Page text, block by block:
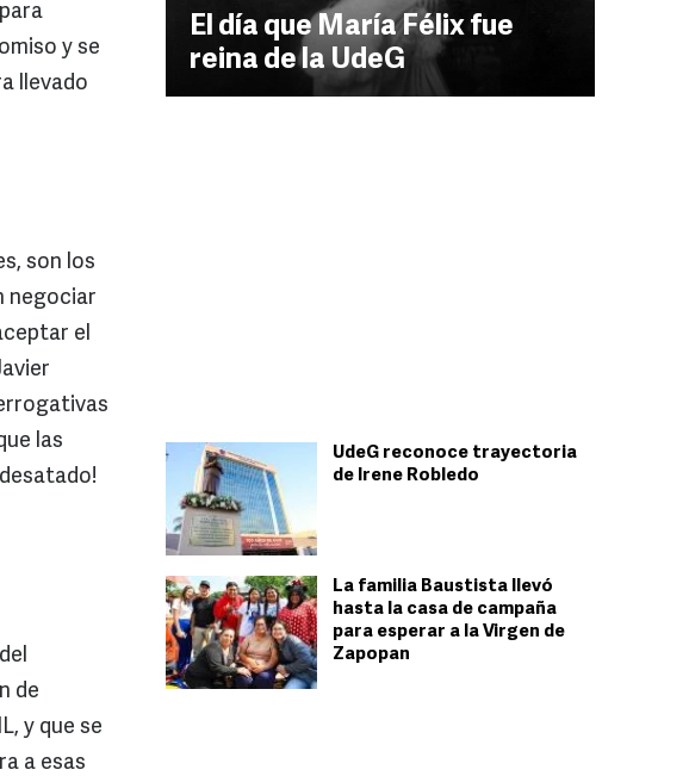
El día que María Félix fue
reina de la UdeG
UdeG reconoce trayectoria
de Irene Robledo
La familia Baustista llevó
hasta la casa de campaña
para esperar a la Virgen de
Zapopan
y se
llevado
son los
negociar
el
las
de
y que se
a esas